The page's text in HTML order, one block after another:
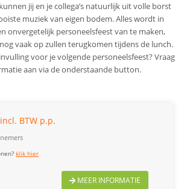
jij en je collega’s natuurlijk uit volle borst
muziek van eigen bodem. Alles wordt in
onvergetelijk personeelsfeest van te maken,
nog vaak op zullen terugkomen tijdens de lunch.
voor je volgende personeelsfeest? Vraag
aan via de onderstaande button.
BTW p.p.
klik hier
MEER INFORMATIE